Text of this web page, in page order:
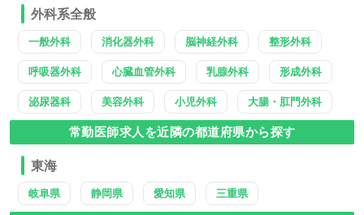
外科系全般
一般外科 消化器外科 脳神経外科 整形外科
呼吸器外科 心臓血管外科 乳腺外科 形成外科
泌尿器科 美容外科 小児外科 大腸・肛門外科
常勤医師求人を近隣の都道府県から探す
東海
岐阜県 静岡県 愛知県 三重県